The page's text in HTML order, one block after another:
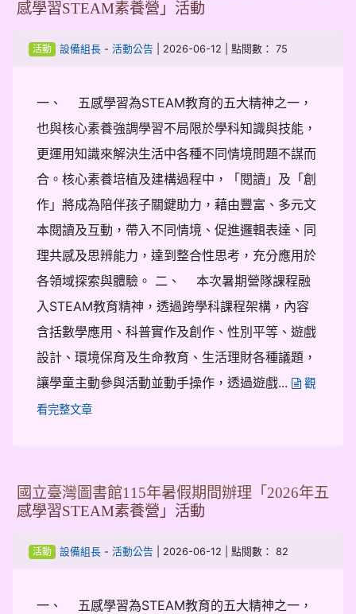
感學習STEAM素養營」活動
活動 設備組長- 活動公告 | 2026-06-12 | 點閱數： 75
一、 五感學習為STEAM教育的五大精神之一，
也與核心素養強調學習不局限於學科知識與技能，
更運用知識來解決生活中各種不同情境問題不謀而
合。核心素養培植及建構過程中，「閱讀」及「創
作」將成為陪伴孩子關鍵助力，藉由豐富、多元文
本閱讀及互動，帶入不同情境、促進邏輯表達、同
理共感及思辨能力，達到整合性思考，充分應用於
各領域探索與體驗。 二、 本次暑期營隊課程融
入STEAM教育精神，透過跨學科課程架構，內容
含括數學應用、科普實作及創作、性別平等、遊戲
設計、環境保育及生命教育、生活理財各種議題，
讓學童主動參與活動並動手操作，透過遊戲...
觀
看完整文章
國立臺灣圖書館115年暑假期間辦理「2026年五
感學習STEAM素養營」活動
活動 設備組長- 活動公告 | 2026-06-12 | 點閱數： 82
一、 五感學習為STEAM教育的五大精神之一，